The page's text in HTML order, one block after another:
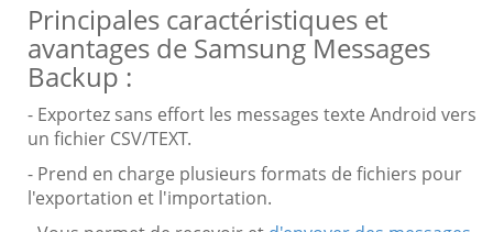
Principales caractéristiques et
avantages de Samsung Messages
Backup :
- Exportez sans effort les messages texte Android vers
un fichier CSV/TEXT.
- Prend en charge plusieurs formats de fichiers pour
l'exportation et l'importation.